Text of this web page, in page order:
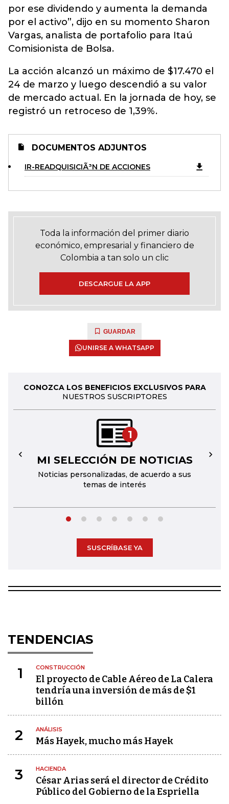
por ese dividendo y aumenta la demanda
por el activo”, dijo en su momento Sharon
Vargas, analista de portafolio para Itaú
Comisionista de Bolsa.
La acción alcanzó un máximo de $17.470 el
24 de marzo y luego descendió a su valor
de mercado actual. En la jornada de hoy, se
registró un retroceso de 1,39%.
DOCUMENTOS ADJUNTOS
IR-READQUISICIÃ³N DE ACCIONES
Toda la información del primer diario
económico, empresarial y financiero de
Colombia a tan solo un clic
DESCARGUE LA APP
GUARDAR
UNIRSE A WHATSAPP
CONOZCA LOS BENEFICIOS EXCLUSIVOS PARA
NUESTROS SUSCRIPTORES
1
MI SELECCIÓN DE NOTICIAS
Noticias personalizadas, de acuerdo a sus
temas de interés
← →
SUSCRÍBASE YA
TENDENCIAS
1 CONSTRUCCIÓN
El proyecto de Cable Aéreo de La Calera
tendría una inversión de más de $1
billón
2 ANÁLISIS
Más Hayek, mucho más Hayek
3 HACIENDA
César Arias será el director de Crédito
Público del Gobierno de la Espriella